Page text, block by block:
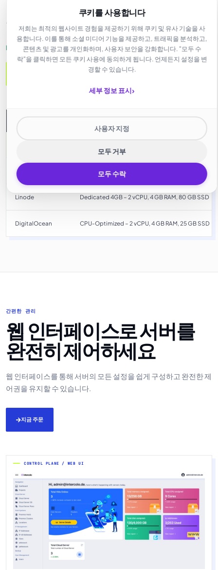
쿠키를 사용합니다
저희는 최적의 웹사이트 경험을 제공하기 위해 쿠키 및 유사 기술을 사
용합니다. 이를 통해 소셜 미디어 기능을 제공하고, 트래픽을 분석하고,
콘텐츠 및 광고를 개인화하며, 사용자 보안을 강화합니다. "모두 수
락"을 클릭하면 모든 쿠키 사용에 동의하게 됩니다. 언제든지 설정을 변
경할 수 있습니다.
세부 정보 표시›
사용자 지정
모두 거부
모두 수락
유사한 호스팅 플랜의 비교입니다:
INTERCOLO로 최대 75% 절약!
제공업체
Vultr Cloud Compute – 4 vCPU, 8 GB RAM, 80 GB NVMe
Linode Dedicated 4GB – 2 vCPU, 4 GB RAM, 80 GB SSD
DigitalOcean CPU-Optimized – 2 vCPU, 4 GB RAM, 25 GB SSD
간편한 관리
웹 인터페이스로 서버를
완전히 제어하세요
웹 인터페이스를 통해 서버의 모든 설정을 쉽게 구성하고 완전한 제
어권을 유지할 수 있습니다.
지금 주문
CONTROL PLANE / WEB UI